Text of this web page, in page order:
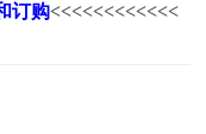
订购<<<<<<<<<<<<